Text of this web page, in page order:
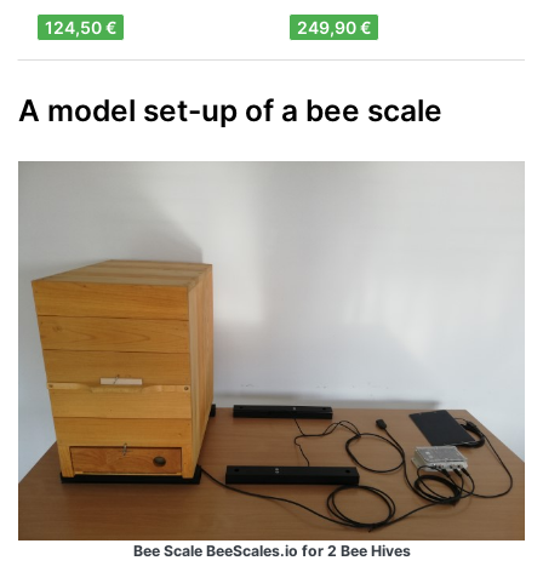
124,50 € 249,90 €
A model set-up of a bee scale
Bee Scale BeeScales.io for 2 Bee Hives